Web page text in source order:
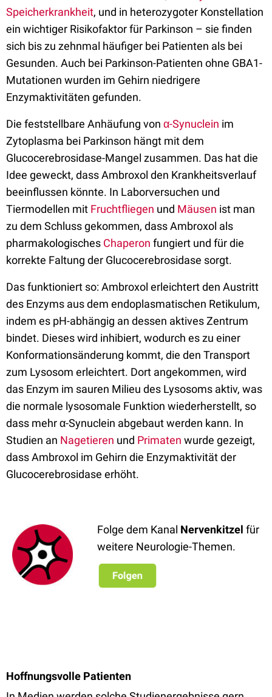
Speicherkrankheit, und in heterozygoter Konstellation
ein wichtiger Risikofaktor für Parkinson – sie finden
sich bis zu zehnmal häufiger bei Patienten als bei
Gesunden. Auch bei Parkinson-Patienten ohne GBA1-
Mutationen wurden im Gehirn niedrigere
Enzymaktivitäten gefunden.
Die feststellbare Anhäufung von α-Synuclein im
Zytoplasma bei Parkinson hängt mit dem
Glucocerebrosidase-Mangel zusammen. Das hat die
Idee geweckt, dass Ambroxol den Krankheitsverlauf
beeinflussen könnte. In Laborversuchen und
Tiermodellen mit Fruchtfliegen und Mäusen ist man
zu dem Schluss gekommen, dass Ambroxol als
pharmakologisches Chaperon fungiert und für die
korrekte Faltung der Glucocerebrosidase sorgt.
Das funktioniert so: Ambroxol erleichtert den Austritt
des Enzyms aus dem endoplasmatischen Retikulum,
indem es pH-abhängig an dessen aktives Zentrum
bindet. Dieses wird inhibiert, wodurch es zu einer
Konformationsänderung kommt, die den Transport
zum Lysosom erleichtert. Dort angekommen, wird
das Enzym im sauren Milieu des Lysosoms aktiv, was
die normale lysosomale Funktion wiederherstellt, so
dass mehr α-Synuclein abgebaut werden kann. In
Studien an Nagetieren und Primaten wurde gezeigt,
dass Ambroxol im Gehirn die Enzymaktivität der
Glucocerebrosidase erhöht.
Folge dem Kanal Nervenkitzel für
weitere Neurologie-Themen.
Hoffnungsvolle Patienten